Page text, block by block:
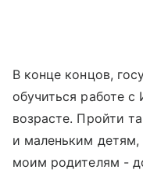
В конце концов,
обучиться работе
возрасте. Пройти
и маленьким
моим родителям -